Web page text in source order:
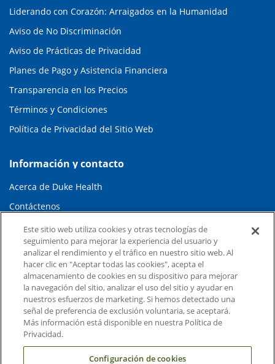
Liderando con Corazón: Arraigados en la Humanidad
Aviso de No Discriminación
Aviso de Prácticas de Privacidad
Planes de Pago y Asistencia Financiera
Transparencia en los Precios
Términos y Condiciones
Política de Privacidad del Sitio Web
Información y contacto
Acerca de Duke Health
Contáctenos
Carreras en Duke Health
Sala de Prensa de Duke Health
Suscripción al Correo Electrónico
Médicos Derivadores
Enlaces relacionados
Duke Cancer Institute
Este sitio web utiliza cookies y otras tecnologías de
seguimiento para mejorar la experiencia del usuario y
analizar el rendimiento y el tráfico en nuestro sitio web. Al
hacer clic en "Aceptar todas las cookies", acepta el
almacenamiento de cookies en su dispositivo para mejorar
la navegación del sitio, analizar el uso del sitio y ayudar en
nuestros esfuerzos de marketing. Si hemos detectado una
señal de preferencia de exclusión voluntaria, se aceptará.
Más información está disponible en nuestra Política de
Privacidad.
Configuración de cookies